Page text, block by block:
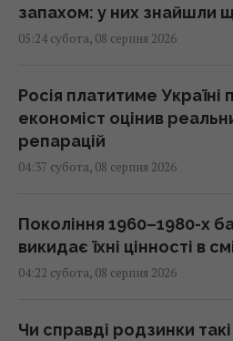
запахом: у них знайшли
05:24 субота, 08 серпня 2026
Росія платитиме Україні
економіст оцінив
репарацій
04:37 субота, 08 серпня 2026
Покоління 1960–1980-х
викидає їхні цінності в
04:22 субота, 08 серпня 2026
Чи справді родзинки такі